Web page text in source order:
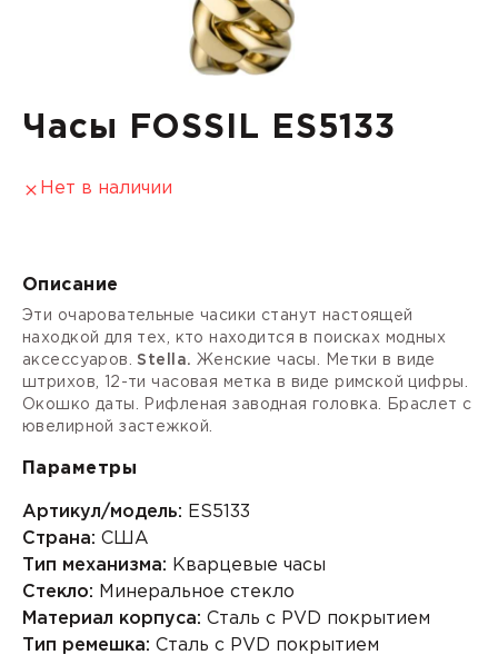
Часы FOSSIL ES5133
Нет в наличии
Описание
Эти очаровательные часики станут настоящей
находкой для тех, кто находится в поисках модных
аксессуаров.Stella. Женские часы. Метки в виде
штрихов, 12-ти часовая метка в виде римской цифры.
Окошко даты. Рифленаязаводная головка.
Браслет с
ювелирной застежкой.
Параметры
Артикул/модель: ES5133
Страна: США
Тип механизма: Кварцевые часы
Стекло: Минеральное стекло
Материал корпуса: Сталь с PVD покрытием
Тип ремешка: Сталь с PVD покрытием